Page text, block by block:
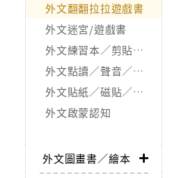
外文翻翻拉拉遊戲書
外文迷宮/遊戲書
外文練習本／剪貼．著色本
外文點讀／聲音／按鍵／發光書
外文貼紙／磁貼／拼圖書
外文啟蒙認知
外文圖畫書／繪本